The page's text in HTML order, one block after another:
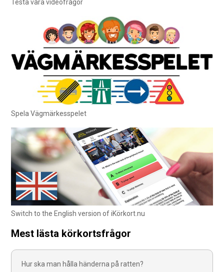
Testa våra videofrågor
Spela Vägmärkesspelet
Switch to the English version of iKörkort.nu
Mest lästa körkortsfrågor
Hur ska man hålla händerna på ratten?